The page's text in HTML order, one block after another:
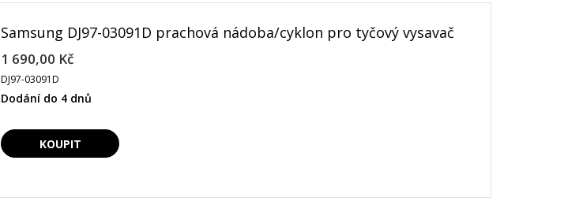
Samsung DJ97-03091D prachová nádoba/cyklon pro tyčový vysavač
1 690,00 Kč
DJ97-03091D
Dodání do 4 dnů